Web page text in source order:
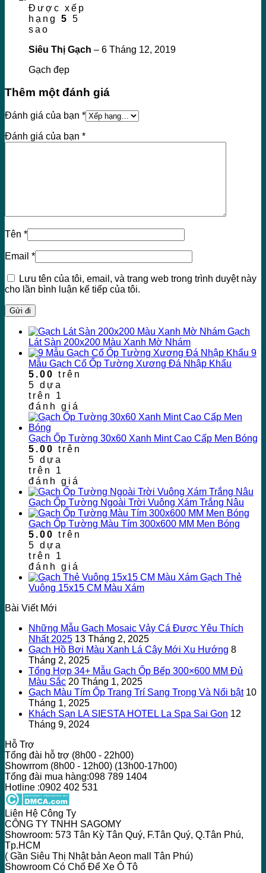
Được xếp
hạng 5 5
sao
Siêu Thị Gạch – 6 Tháng 12, 2019
Gạch đẹp
Thêm một đánh giá
Đánh giá của bạn *
Đánh giá của bạn *
Tên *
Email *
Lưu tên của tôi, email, và trang web trong trình duyệt này
cho lần bình luận kế tiếp của tôi.
Gạch
Lát Sàn 200x200 Màu Xanh Mờ Nhám
9
Mẫu Gạch Cổ Ốp Tường Xương Đá Nhập Khẩu
5.00 trên
5 dựa
trên 1
đánh giá
Gạch Ốp Tường 30x60 Xanh Mint Cao Cấp Men Bóng
5.00 trên
5 dựa
trên 1
đánh giá
Gạch Ốp Tường Ngoài Trời Vuông Xám Trắng Nâu
Gạch Ốp Tường Màu Tím 300x600 MM Men Bóng
5.00 trên
5 dựa
trên 1
đánh giá
Gạch Thẻ
Vuông 15x15 CM Màu Xám
Bài Viết Mới
Những Mẫu Gạch Mosaic Vảy Cá Được Yêu Thích
Nhất 2025 13 Tháng 2, 2025
Gạch Hồ Bơi Màu Xanh Lá Cây Mới Xu Hướng 8
Tháng 2, 2025
Tổng Hợp 34+ Mẫu Gạch Ốp Bếp 300×600 MM Đủ
Màu Sắc 20 Tháng 1, 2025
Gạch Màu Tím Ốp Trang Trí Sang Trọng Và Nổi bật 10
Tháng 1, 2025
Khách Sạn LA SIESTA HOTEL La Spa Sai Gon 12
Tháng 9, 2024
Hỗ Trợ
Tổng đài hỗ trợ (8h00 - 22h00)
Showrrom (8h00 - 12h00) (13h00-17h00)
Tổng đài mua hàng:098 789 1404
Hotline :0902 402 531
Liên Hệ Công Ty
CÔNG TY TNHH SAGOMY
Showroom: 573 Tân Kỳ Tân Quý, F.Tân Quý, Q.Tân Phú,
Tp.HCM
( Gần Siêu Thị Nhật bản Aeon mall Tân Phú)
Showroom Có Chổ Để Xe Ô Tô